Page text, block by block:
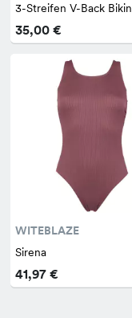
3-Streifen V-Back
35,00 €
WITEBLAZE
Sirena
41,97 €